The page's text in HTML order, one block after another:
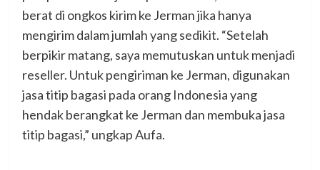
berat di ongkos kirim ke Jerman jika hanya
mengirim dalam jumlah yang sedikit. “Setelah
berpikir matang, saya memutuskan untuk menjadi
reseller. Untuk pengiriman ke Jerman, digunakan
jasa titip bagasi pada orang Indonesia yang
hendak berangkat ke Jerman dan membuka jasa
titip bagasi,” ungkap Aufa.